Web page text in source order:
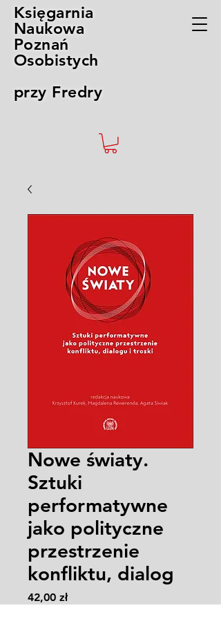
Księgarnia
Naukowa
Poznań
Osobistych
przy Fredry
Nowe światy.
Sztuki
performatywne
jako polityczne
przestrzenie
konfliktu, dialog
42,00 złCena